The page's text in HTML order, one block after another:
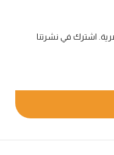
اشترك في نشرتنا